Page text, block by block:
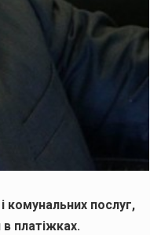
комунальних послуг,
платіжках.